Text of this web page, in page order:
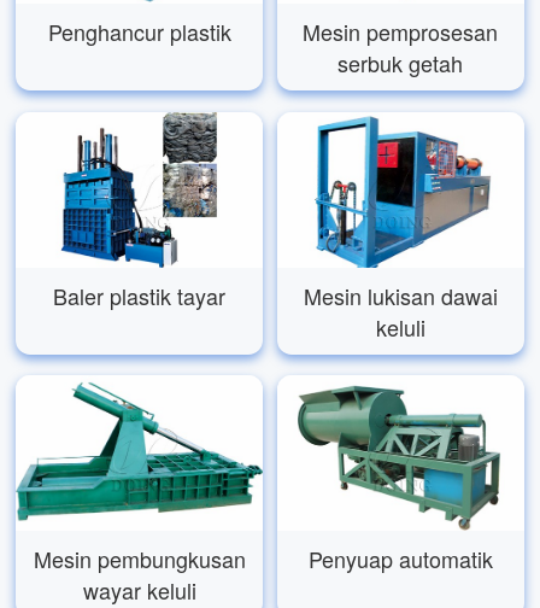
Penghancur plastik
Mesin pemprosesan
serbuk getah
Baler plastik tayar
Mesin lukisan dawai
keluli
Mesin pembungkusan
wayar keluli
Penyuap automatik